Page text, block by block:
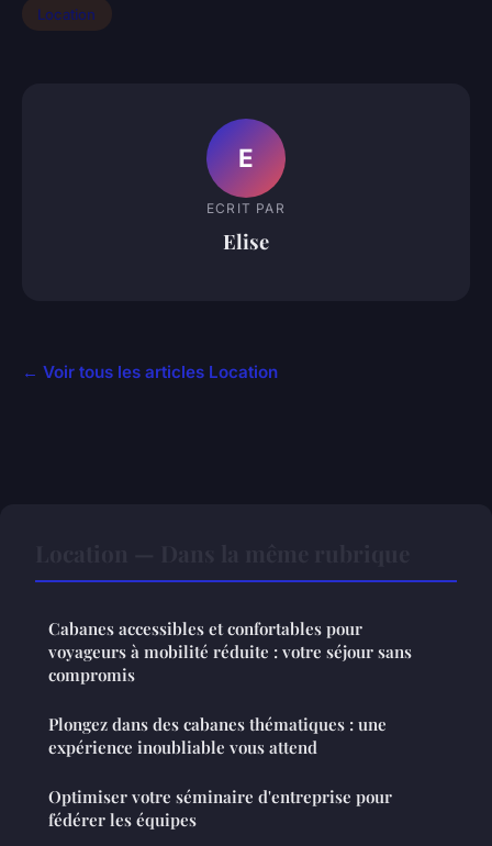
Location
E
ECRIT PAR
Elise
← Voir tous les articles Location
Cabanes accessibles et confortables pour
voyageurs à mobilité réduite : votre séjour sans
compromis
Plongez dans des cabanes thématiques : une
expérience inoubliable vous attend
Optimiser votre séminaire d'entreprise pour
fédérer les équipes